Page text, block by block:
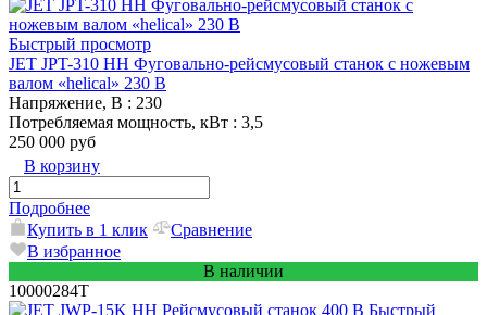
Быстрый просмотр
JET JPT-310 HH Фуговально-рейсмусовый станок с ножевым
валом «helical» 230 В
Напряжение, В : 230
Потребляемая мощность, кВт : 3,5
250 000 руб
В корзину
Подробнее
Купить в 1 клик
Сравнение
В избранное
В наличии
10000284T
Быстрый